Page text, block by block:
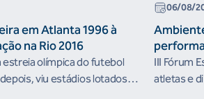
em Atlanta 1996 à
na Rio 2016
olímpica do futebol
viu estádios lotados
06/08/
III Fórum
atletas e